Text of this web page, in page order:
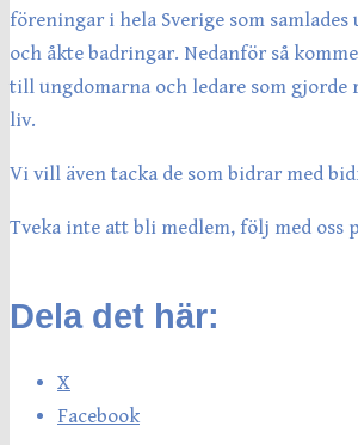
föreningar i hela Sverige som
och åkte badringar. Nedanför så
till ungdomarna och ledare som
liv.
Vi vill även tacka de som bidrar med
Tveka inte att bli medlem, följ med oss
Dela det här:
X
Facebook